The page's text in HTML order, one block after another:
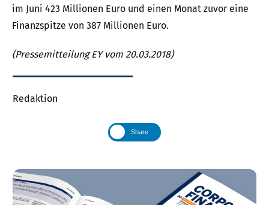
im Juni 423 Millionen Euro und einen Monat zuvor eine
Finanzspitze von 387 Millionen Euro.
(Pressemitteilung EY vom 20.03.2018)
Redaktion
Share